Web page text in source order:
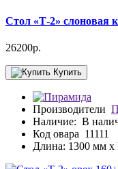
Стол «Т-2» слоновая
26200р.
Купить
Производители
Наличие: В
Код овара 11111
Длина: 1300 мм